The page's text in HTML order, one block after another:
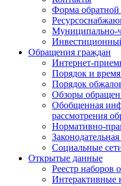
Форма обратной
Муниципально-
Обращения граждан
Интернет-
Порядок и
Порядок
Обзоры
Обобщенная
рассмотрения
Нормативно-
Законодательная
Социальные
Открытые данные
Реестр наборов
Интерактивные